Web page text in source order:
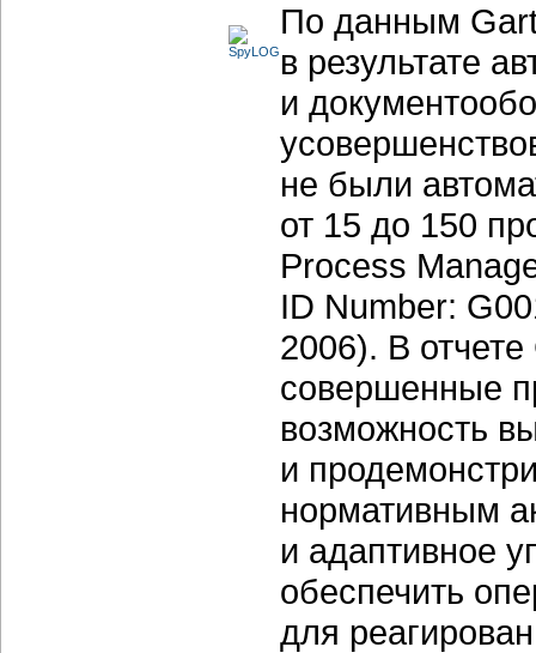
По данным
в результате
и
не были
от 15 до 150
Process
ID Number:
2006). В
совершенные
возможность
и
нормативным
и адаптивное
обеспечить
для